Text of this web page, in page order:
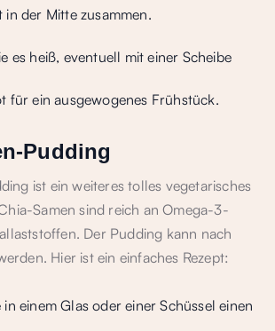
in der Mitte zusammen.
es heiß, eventuell mit einer Scheibe
für ein ausgewogenes Frühstück.
Pudding
ist ein weiteres tolles vegetarisches
Samen sind reich an Omega-3-
Der Pudding kann nach
Hier ist ein einfaches Rezept:
in einem Glas oder einer Schüssel einen